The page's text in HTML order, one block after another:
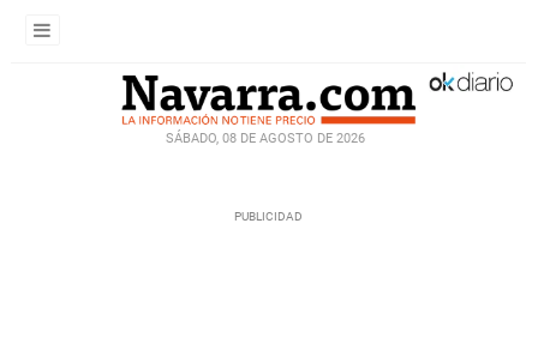
SÁBADO, 08 DE AGOSTO DE 2026